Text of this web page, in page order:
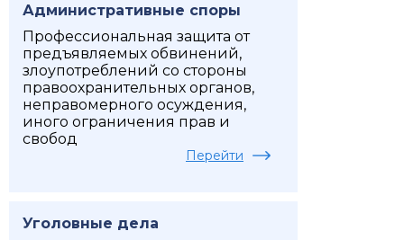
Административные споры
Профессиональная защита от
предъявляемых обвинений,
злоупотреблений со стороны
правоохранительных органов,
неправомерного осуждения,
иного ограничения прав и
свобод
Перейти
Уголовные дела